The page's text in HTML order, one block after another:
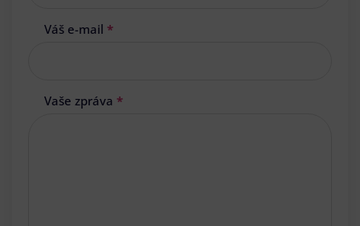
Váš e-mail *
Vaše zpráva *